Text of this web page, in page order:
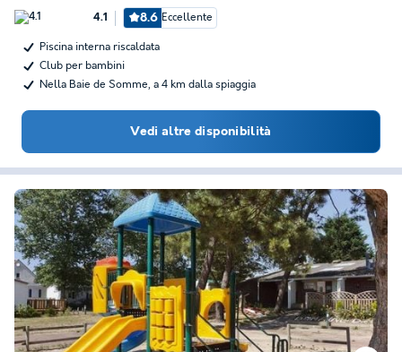
4.1 8.6 Eccellente
Piscina interna riscaldata
Club per bambini
Nella Baie de Somme, a 4 km dalla spiaggia
Vedi altre disponibilità